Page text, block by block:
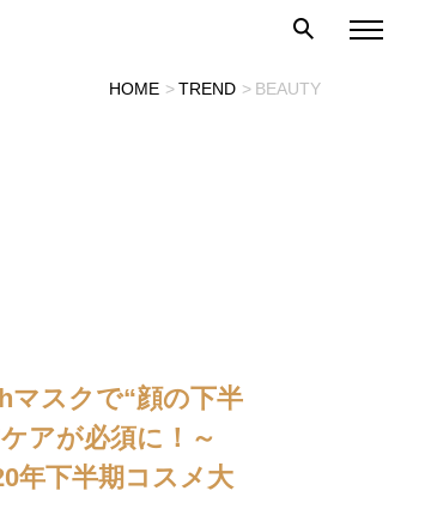
HOME TREND BEAUTY
マスクで“顔の下半
アが必須に！～
年下半期コスメ大